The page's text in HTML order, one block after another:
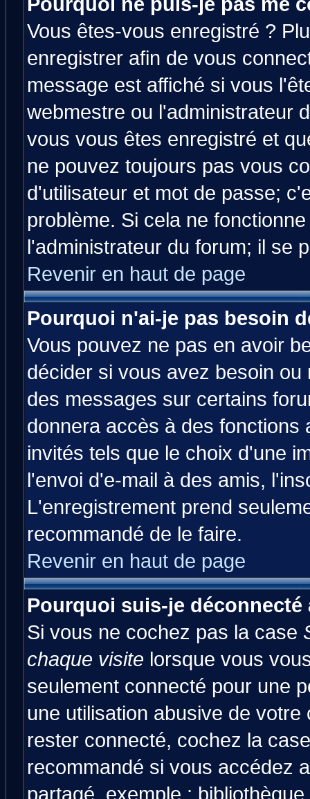
Vous êtes-vous enregistré ?
enregistrer afin de vous
message est affiché si vous
webmestre ou l'administrateur
vous vous êtes enregistré et
ne pouvez toujours pas vous
d'utilisateur et mot de passe;
problème. Si cela ne
l'administrateur du forum; il se
Revenir en haut de page
Pourquoi n'ai-je pas besoin
Vous pouvez ne pas en avoir
décider si vous avez besoin
des messages sur certains
donnera accès à des fonctions
invités tels que le choix d'une
l'envoi d'e-mail à des amis,
L'enregistrement prend
recommandé de le faire.
Revenir en haut de page
Pourquoi suis-je
Si vous ne cochez pas la case
chaque visite lorsque vous
seulement connecté pour une
une utilisation abusive de
rester connecté, cochez la
recommandé si vous accédez
partagé, exemple :